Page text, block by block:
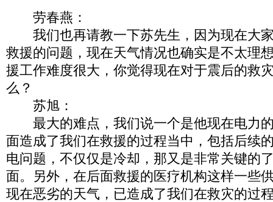
劳春燕：
我们也再请教一下苏先生，因为现在大
救援的问题，现在天气情况也确实是不太理
援工作难度很大，你觉得现在对于震后的救
么？
苏旭：
最大的难点，我们说一个是他现在电力
面造成了我们在救援的过程当中，包括后续
电问题，不仅仅是冷却，那又是非常关键的
面。另外，在后面救援的医疗机构这样一些
现在恶劣的天气，已造成了我们在救灾的过